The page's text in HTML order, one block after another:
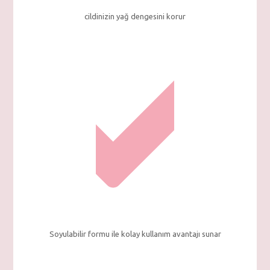
cildinizin yağ dengesini korur
Soyulabilir formu ile kolay kullanım avantajı sunar